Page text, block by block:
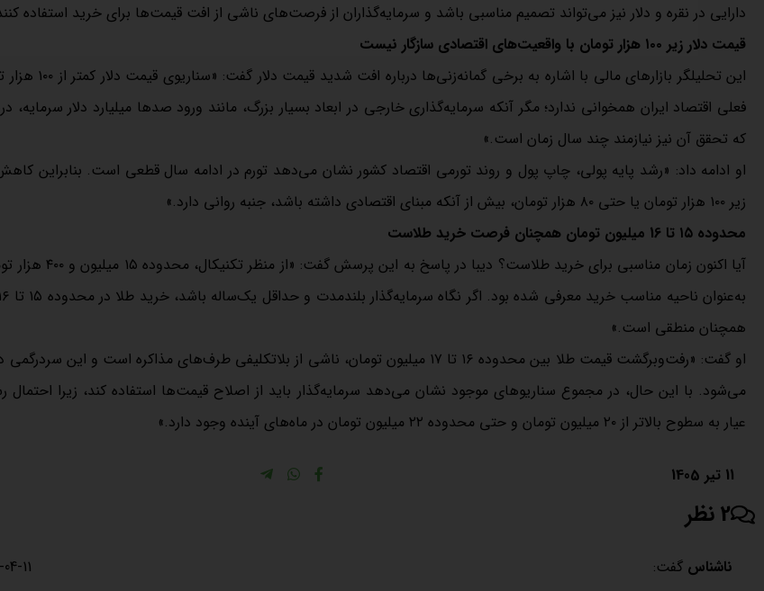
دارایی در نقره و دلار نیز می‌تواند تصمیم مناسبی باشد و سرمایه‌گذاران از فرصت‌های ناشی از افت قیمت‌ها برای خرید استفاده
قیمت دلار زیر ۱۰۰ هزار تومان با واقعیت‌های اقتصادی سازگار نیست
این تحلیلگر بازارهای مالی با
فعلی اقتصاد ایران همخوانی ندارد؛ مگر آنکه سرمایه‌گذاری خارجی در ابعاد بسیار بزرگ، مانند ورود صدها میلیارد دلار
که تحقق آن نیز نیازمند چند سال زمان است.»
او ادامه داد: «رشد پایه پولی، چاپ پول و روند تورمی اقتصاد کشور نشان می‌دهد تورم در ادامه سال قطعی است. بنابراین
زیر ۱۰۰ هزار تومان یا حتی ۸۰ هزار تومان، بیش از آنکه مبنای اقتصادی داشته باشد، جنبه روانی دارد.»
محدوده ۱۵ تا 16 میلیون تومان همچنان فرصت خرید طلاست
آیا اکنون زمان مناسبی برای خرید
همچنان منطقی است.»
او گفت: «رفت‌وبرگشت قیمت‌ طلا بین محدوده ۱۶ تا ۱۷ میلیون تومان، ناشی از بلاتکلیفی طرف‌های مذاکره است و این
عیار به سطوح بالاتر از ۲۰ میلیون تومان و حتی محدوده ۲۲ میلیون تومان در ماه‌های آینده وجود دارد.»
11 تیر 1405
2 نظر
ناشناس گفت: 1405-04-